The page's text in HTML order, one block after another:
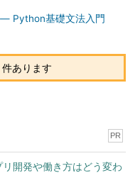
Python基礎文法入門
あります
PR
開発や働き方はどう変わ